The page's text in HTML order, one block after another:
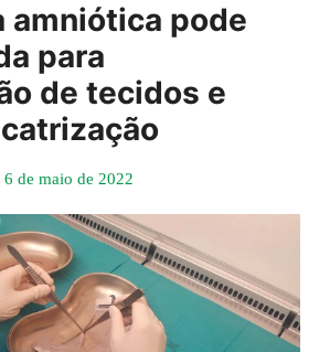
amniótica pode
para
de tecidos e
6 de maio de 2022